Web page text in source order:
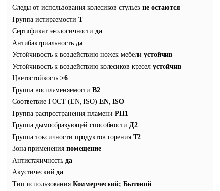
Следы от использования колесиков стульев не остаются
Группа истираемости T
Сертификат экологичности да
Антибактриальность да
Устойчивость к воздействию ножек мебели устойчив
Устойчивость к воздействию колесиков кресел устойчив
Цветостойкость ≥6
Группа воспламеняемости В2
Соответвие ГОСТ (EN, ISO) EN, ISO
Группа распространения пламени РП1
Группа дымообразующей способности Д2
Группа токсичности продуктов горения Т2
Зона применения помещение
Антистачичность да
Акустический да
Тип использования Коммерческий; Бытовой